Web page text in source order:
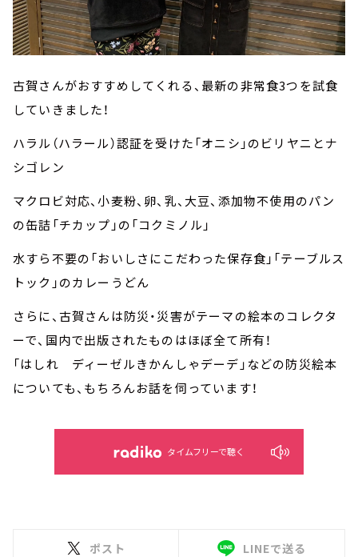
古賀さんがおすすめしてくれる、最新の非常食3つを試食
していきました！
ハラル（ハラール）認証を受けた「オニシ」のビリヤニとナ
シゴレン
マクロビ対応、小麦粉、卵、乳、大豆、添加物不使用のパン
の缶詰「チカップ」の「コクミノル」
水すら不要の「おいしさにこだわった保存食」「テーブルス
トック」のカレーうどん
さらに、古賀さんは防災・災害がテーマの絵本のコレクタ
ーで、国内で出版されたものはほぼ全て所有！
「はしれ ディーゼルきかんしゃデーデ」などの防災絵本
についても、もちろんお話を伺っています！
タイムフリーで聴く
ポスト LINEで送る